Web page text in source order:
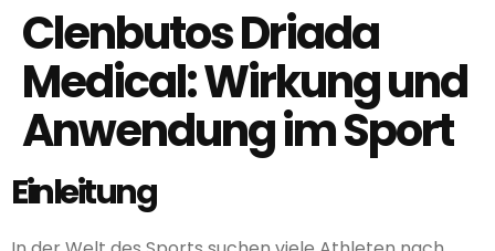
Clenbutos Driada
Medical: Wirkung und
Anwendung im Sport
Einleitung